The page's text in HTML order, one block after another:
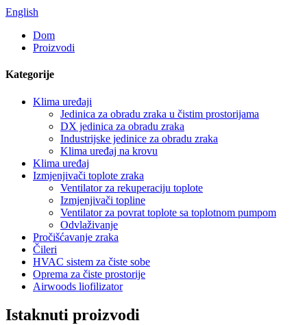
English
Dom
Proizvodi
Kategorije
Klima uređaji
Jedinica za obradu zraka u čistim prostorijama
DX jedinica za obradu zraka
Industrijske jedinice za obradu zraka
Klima uređaj na krovu
Klima uređaj
Izmjenjivači toplote zraka
Ventilator za rekuperaciju toplote
Izmjenjivači topline
Ventilator za povrat toplote sa toplotnom pumpom
Odvlaživanje
Pročišćavanje zraka
Čileri
HVAC sistem za čiste sobe
Oprema za čiste prostorije
Airwoods liofilizator
Istaknuti proizvodi